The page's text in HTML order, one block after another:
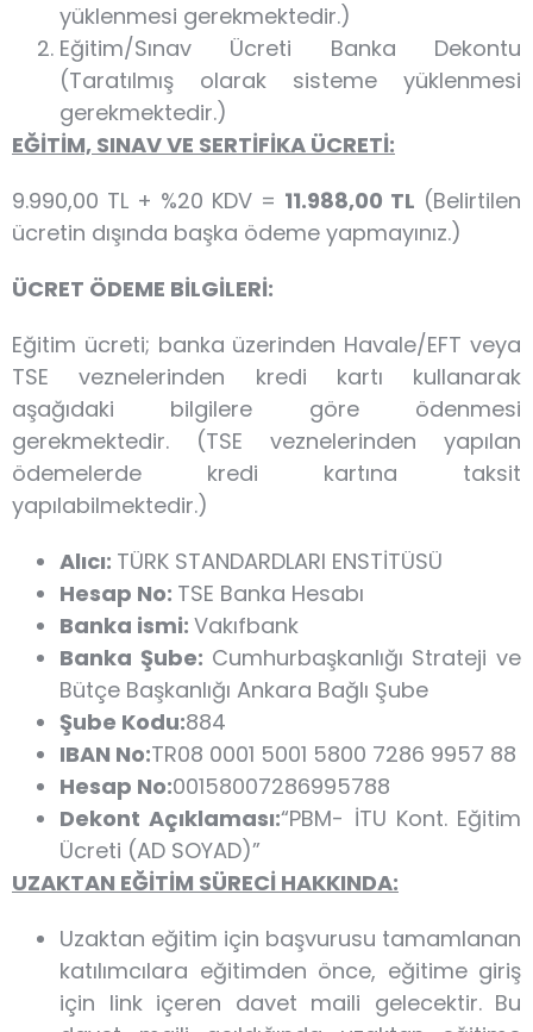
yüklenmesi gerekmektedir.)
Eğitim/Sınav Ücreti Banka Dekontu
(Taratılmış olarak sisteme yüklenmesi
gerekmektedir.)
EĞİTİM, SINAV VE SERTİFİKA ÜCRETİ:
9.990,00 TL + %20 KDV = 11.988,00 TL (Belirtilen
ücretin dışında başka ödeme yapmayınız.)
ÜCRET ÖDEME BİLGİLERİ:
Eğitim ücreti; banka üzerinden Havale/EFT veya
TSE veznelerinden kredi kartı kullanarak
aşağıdaki bilgilere göre ödenmesi
gerekmektedir. (TSE veznelerinden yapılan
ödemelerde kredi kartına taksit
yapılabilmektedir.)
Alıcı: TÜRK STANDARDLARI ENSTİTÜSÜ
Hesap No: TSE Banka Hesabı
Banka ismi: Vakıfbank
Banka Şube: Cumhurbaşkanlığı Strateji ve
Bütçe Başkanlığı Ankara Bağlı Şube
Şube Kodu:884
IBAN No:TR08 0001 5001 5800 7286 9957 88
Hesap No:00158007286995788
Dekont Açıklaması:“PBM- İTU Kont. Eğitim
Ücreti (AD SOYAD)”
UZAKTAN EĞİTİM SÜRECİ HAKKINDA:
Uzaktan eğitim için başvurusu tamamlanan
katılımcılara eğitimden önce, eğitime giriş
için link içeren davet maili gelecektir. Bu